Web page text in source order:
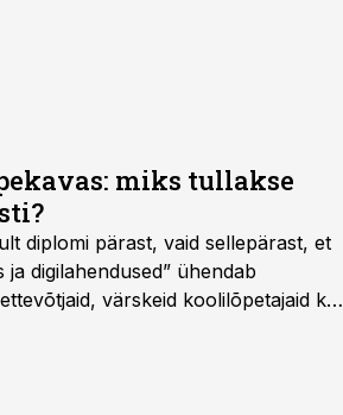
miks tullakse
diplomi pärast, vaid sellepärast, et
digilahendused” ühendab
värskeid koolilõpetajaid kui